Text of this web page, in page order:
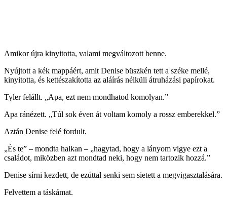
Amikor újra kinyitotta, valami megváltozott benne.
Nyújtott a kék mappáért, amit Denise büszkén tett a széke mellé,
kinyitotta, és kettészakította az aláírás nélküli átruházási papírokat.
Tyler felállt. „Apa, ezt nem mondhatod komolyan.”
Apa ránézett. „Túl sok éven át voltam komoly a rossz emberekkel.”
Aztán Denise felé fordult.
„És te” – mondta halkan – „hagytad, hogy a lányom vigye ezt a
családot, miközben azt mondtad neki, hogy nem tartozik hozzá.”
Denise sírni kezdett, de ezúttal senki sem sietett a megvigasztalására.
Felvettem a táskámat.